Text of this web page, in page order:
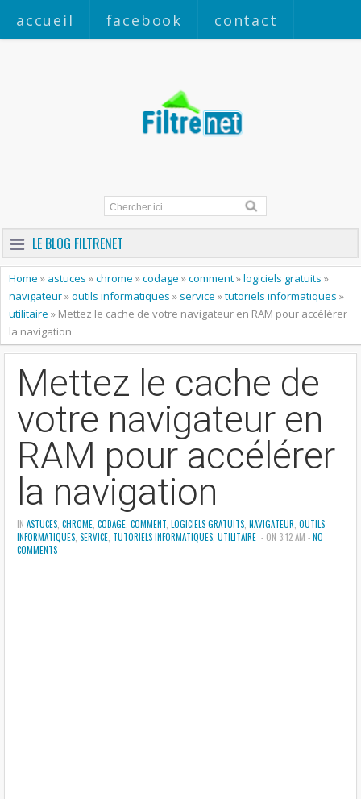
accueil facebook contact
LE BLOG FILTRENET
Home » astuces »chrome »codage »comment»logiciels gratuits »
navigateur»outils informatiques » service »tutoriels informatiques »
utilitaire » Mettez le cache de votre navigateur en RAM pour accélérer
la navigation
Mettez le cache de
votre navigateur en
RAM pour accélérer
la navigation
IN ASTUCES CHROME CODAGE COMMENT LOGICIELS GRATUITS NAVIGATEUR OUTILS
INFORMATIQUES SERVICE TUTORIELS INFORMATIQUES UTILITAIRE - ON 3:12 AM -NO
COMMENTS